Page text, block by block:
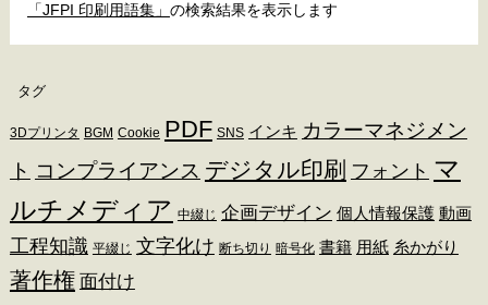
「JFPI 印刷用語集」 の検索結果を表示します
タグ
3Dプリンタ BGM Cookie PDF SNS インキ カラーマネジメン
ト コンプライアンス デジタル印刷 フォント マ
ルチメディア 中綴じ 企画デザイン 個人情報保護 動画
工程知識 平綴じ 文字化け 断ち切り 暗号化 書籍 用紙 糸かがり
著作権 面付け